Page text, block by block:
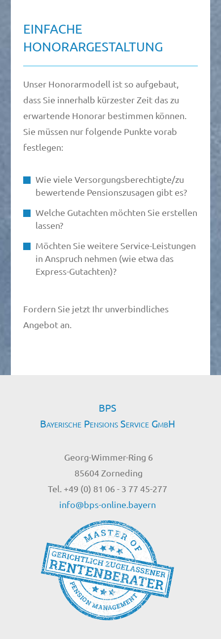
EINFACHE
HONORARGESTALTUNG
Unser Honorarmodell ist so aufgebaut,
dass Sie innerhalb kürzester Zeit das zu
erwartende Honorar bestimmen können.
Sie müssen nur folgende Punkte vorab
festlegen:
Wie viele Versorgungsberechtigte/zu
bewertende Pensionszusagen gibt es?
Welche Gutachten möchten Sie erstellen
lassen?
Möchten Sie weitere Service-Leistungen
in Anspruch nehmen (wie etwa das
Express-Gutachten)?
Fordern Sie jetzt Ihr unverbindliches
Angebot an.
BPS
Bayerische Pensions Service GmbH
Georg-Wimmer-Ring 6
85604 Zorneding
Tel. +49 (0) 81 06 - 3 77 45-277
info@bps-online.bayern